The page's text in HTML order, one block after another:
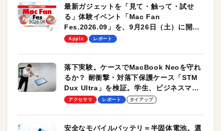
最新ガジェットを「見て・触って・試せ
る」体験イベント「Mac Fan
Fes.2026.09」を、9月26日（土）に開催
します！
Apple レポート
落下実験。ケースでMacBook Neoを守れ
るか？ 耐衝撃・対落下保護ケース「STM
Dux Ultra」を検証。学生、ビジネスマン
のモバイルユースに最適！
アクセサリ レポート タイアップ
安全なモバイルバッテリ＝半固体電池。選